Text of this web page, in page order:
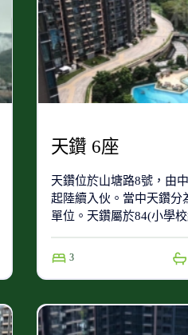
天鑽 6座
天鑽位於山塘路8號，由
起陸續入伙。當中天鑽分
單位。天鑽屬於84(小學
3